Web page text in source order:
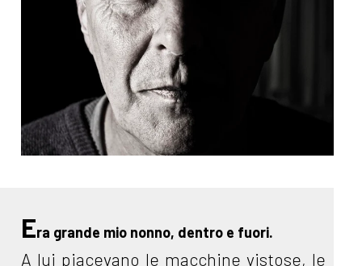
Era grande mio nonno, dentro e fuori.
A lui piacevano le macchine vistose, le